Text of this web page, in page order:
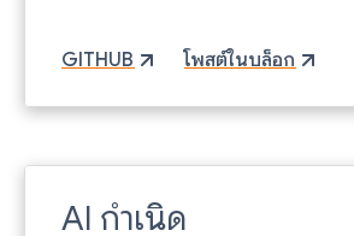
GITHUB โพสต์ในบล็อก
AI กำเนิด